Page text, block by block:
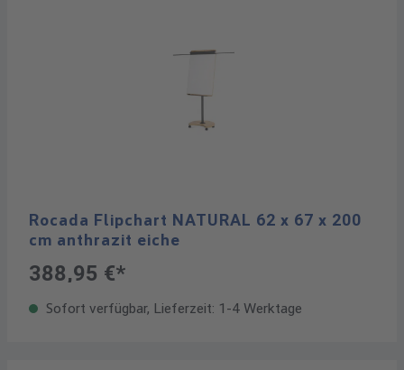
Rocada Flipchart NATURAL 62 x 67 x 200
cm anthrazit eiche
388,95 €*
Sofort verfügbar, Lieferzeit: 1-4 Werktage